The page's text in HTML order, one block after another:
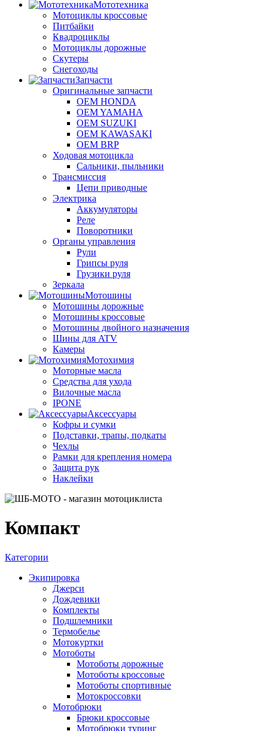
Мототехника
Мотоциклы кроссовые
Питбайки
Квадроциклы
Мотоциклы дорожные
Скутеры
Снегоходы
Запчасти
Оригинальные запчасти
OEM HONDA
OEM YAMAHA
OEM SUZUKI
OEM KAWASAKI
OEM BRP
Ходовая мотоцикла
Сальники, пыльники
Трансмиссия
Цепи приводные
Электрика
Аккумуляторы
Реле
Поворотники
Органы управления
Рули
Грипсы руля
Грузики руля
Зеркала
Мотошины
Мотошины дорожные
Мотошины кроссовые
Мотошины двойного назначения
Шины для ATV
Камеры
Мотохимия
Моторные масла
Средства для ухода
Вилочные масла
IPONE
Аксессуары
Кофры и сумки
Подставки, трапы, подкаты
Чехлы
Рамки для крепления номера
Защита рук
Наклейки
Компакт
Категории
Экипировка
Джерси
Дождевики
Комплекты
Подшлемники
Термобелье
Мотокуртки
Мотоботы
Мотоботы дорожные
Мотоботы кроссовые
Мотоботы спортивные
Мотокроссовки
Мотобрюки
Брюки кроссовые
Мотобрюки туринг